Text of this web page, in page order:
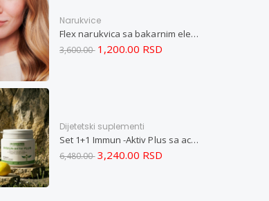
Narukvice
Flex narukvica sa bakarnim elementima M
3,600.00 1,200.00 RSD
Dijetetski suplementi
Set 1+1 Immun -Aktiv Plus sa acerolom i cinkom
6,480.00 3,240.00 RSD